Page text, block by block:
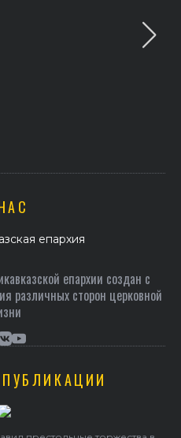
епархии создан c
различных сторон церковной